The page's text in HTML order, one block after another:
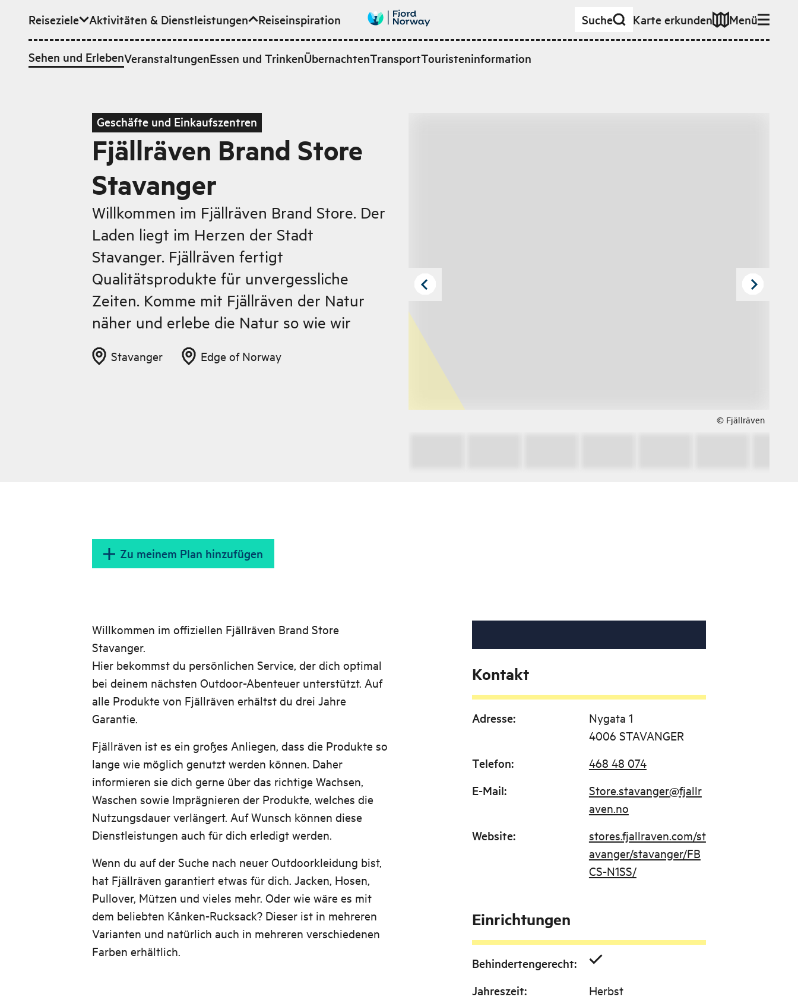
Zum Hauptinhalt
Reiseziele Aktivitäten & Dienstleistungen
Sehen und ErlebenVeranstaltungenEssen und TrinkenÜbernachtenTransportTouristeninformation
Reiseinspiration Suche Karte erkunden Menü
Geschäfte und Einkaufszentren
Fjällräven Brand Store
Stavanger
Willkommen im Fjällräven Brand Store. Der
Laden liegt im Herzen der Stadt
Stavanger. Fjällräven fertigt
Qualitätsprodukte für unvergessliche
Zeiten. Komme mit Fjällräven der Natur
näher und erlebe die Natur so wie wir
Stavanger Edge of Norway
© Fjällräven
Zu meinem Plan hinzufügen
Willkommen im offiziellen Fjällräven Brand Store
Stavanger.
Hier bekommst du persönlichen Service, der dich optimal
bei deinem nächsten Outdoor-Abenteuer unterstützt. Auf
alle Produkte von Fjällräven erhältst du drei Jahre
Garantie.
Fjällräven ist es ein großes Anliegen, dass die Produkte so
lange wie möglich genutzt werden können. Daher
informieren sie dich gerne über das richtige Wachsen,
Waschen sowie Imprägnieren der Produkte, welches die
Nutzungsdauer verlängert. Auf Wunsch können diese
Dienstleistungen auch für dich erledigt werden.
Wenn du auf der Suche nach neuer Outdoorkleidung bist,
hat Fjällräven garantiert etwas für dich. Jacken, Hosen,
Pullover, Mützen und vieles mehr. Oder wie wäre es mit
dem beliebten Kånken-Rucksack? Dieser ist in mehreren
Varianten und natürlich auch in mehreren verschiedenen
Farben erhältlich.
Kontakt
Adresse:
Nygata 1
4006 STAVANGER
Telefon: 468 48 074
E-Mail:
Store.stavanger@fjallr
aven.no
Website:
stores.fjallraven.com/st
avanger/stavanger/FB
CS-N1SS/
Einrichtungen
Behindertengerecht:
Jahreszeit:
Herbst